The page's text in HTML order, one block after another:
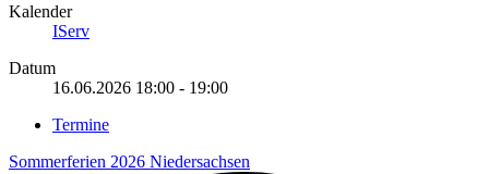
Kalender
IServ
Datum
16.06.2026 18:00 - 19:00
Termine
Sommerferien 2026 Niedersachsen